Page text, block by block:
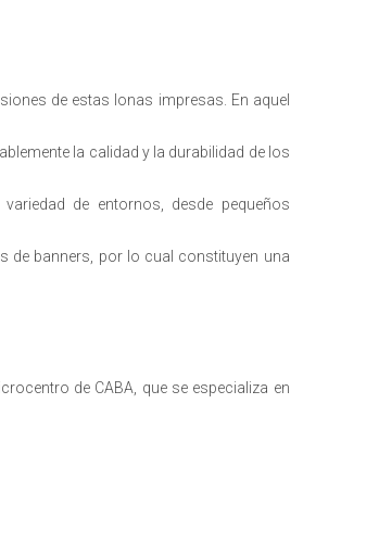
de estas lonas impresas. En aquel
la calidad y la durabilidad de los
de entornos, desde pequeños
de banners, por lo cual constituyen una
de CABA, que se especializa en